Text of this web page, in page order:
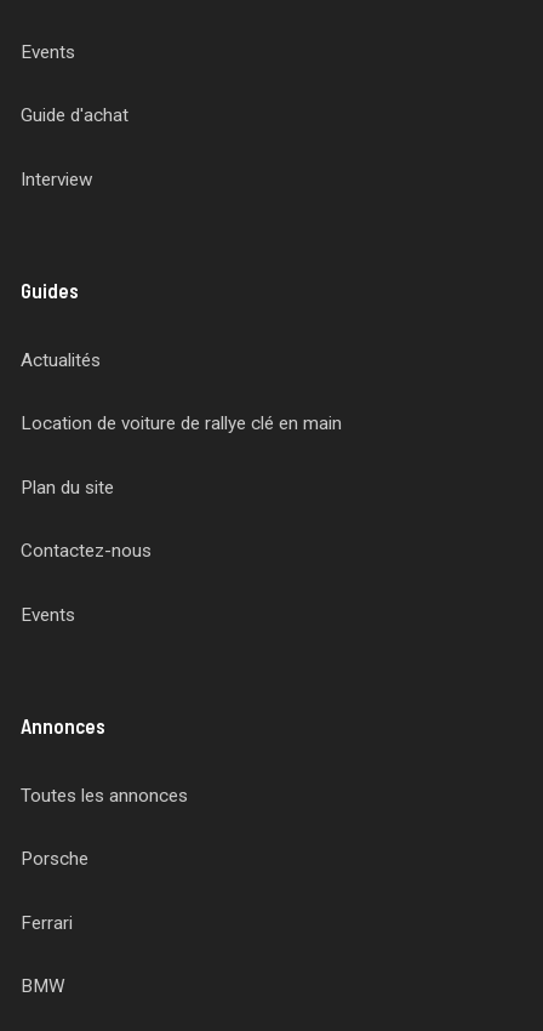
Events
Guide d'achat
Interview
Guides
Actualités
Location de voiture de rallye clé en main
Plan du site
Contactez-nous
Events
Annonces
Toutes les annonces
Porsche
Ferrari
BMW